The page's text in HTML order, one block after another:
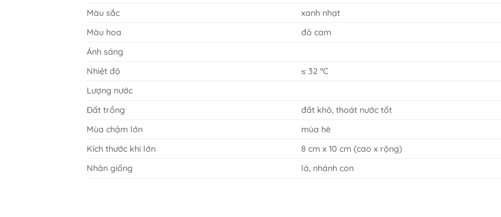
Màu sắc
xanh nhạt
Màu hoa
đỏ cam
Ánh sáng
Nhiệt độ
≤ 32 °C
Lượng nước
Đất trồng
đất khô, thoát nước tốt
Mùa chậm lớn
mùa hè
Kích thước khi lớn
8 cm x 10 cm (cao x rộng)
Nhân giống
lá, nhánh con